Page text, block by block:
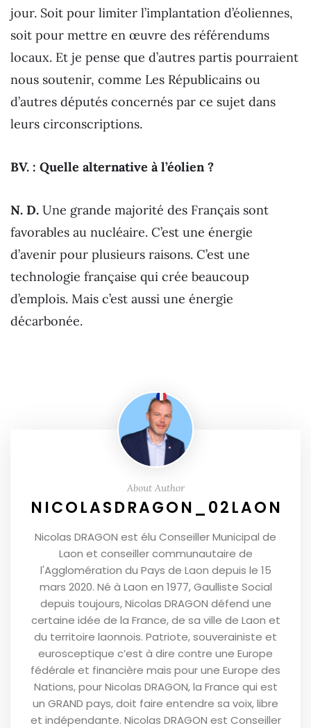
jour. Soit pour limiter l’implantation d’éoliennes,
soit pour mettre en œuvre des référendums
locaux. Et je pense que d’autres partis pourraient
nous soutenir, comme Les Républicains ou
d’autres députés concernés par ce sujet dans
leurs circonscriptions.
BV. : Quelle alternative à l’éolien ?
N. D. Une grande majorité des Français sont
favorables au nucléaire. C’est une énergie
d’avenir pour plusieurs raisons. C’est une
technologie française qui crée beaucoup
d’emplois. Mais c’est aussi une énergie
décarbonée.
About Author
NICOLASDRAGON_02LAON
Nicolas DRAGON est élu Conseiller Municipal de
Laon et conseiller communautaire de
l'Agglomération du Pays de Laon depuis le 15
mars 2020. Né à Laon en 1977, Gaulliste Social
depuis toujours, Nicolas DRAGON défend une
certaine idée de la France, de sa ville de Laon et
du territoire laonnois. Patriote, souverainiste et
eurosceptique c’est à dire contre une Europe
fédérale et financière mais pour une Europe des
Nations, pour Nicolas DRAGON, la France qui est
un GRAND pays, doit faire entendre sa voix, libre
et indépendante. Nicolas DRAGON est Conseiller